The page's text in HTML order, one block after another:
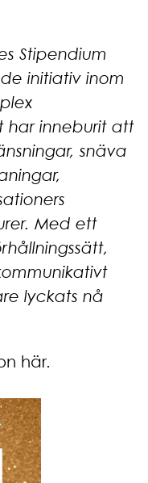
Stipendium
initiativ inom
har inneburit att
snäva
Med ett
lyckats nå
här.